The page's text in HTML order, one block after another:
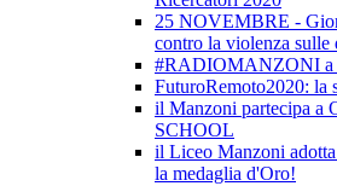
25 NOVEMBRE -
contro la violenza sulle
#RADIOMANZONI a
FuturoRemoto2020: la
il Manzoni partecipa a
SCHOOL
il Liceo Manzoni
la medaglia d'Oro!